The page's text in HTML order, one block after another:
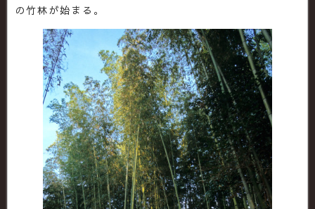
の竹林が始まる。